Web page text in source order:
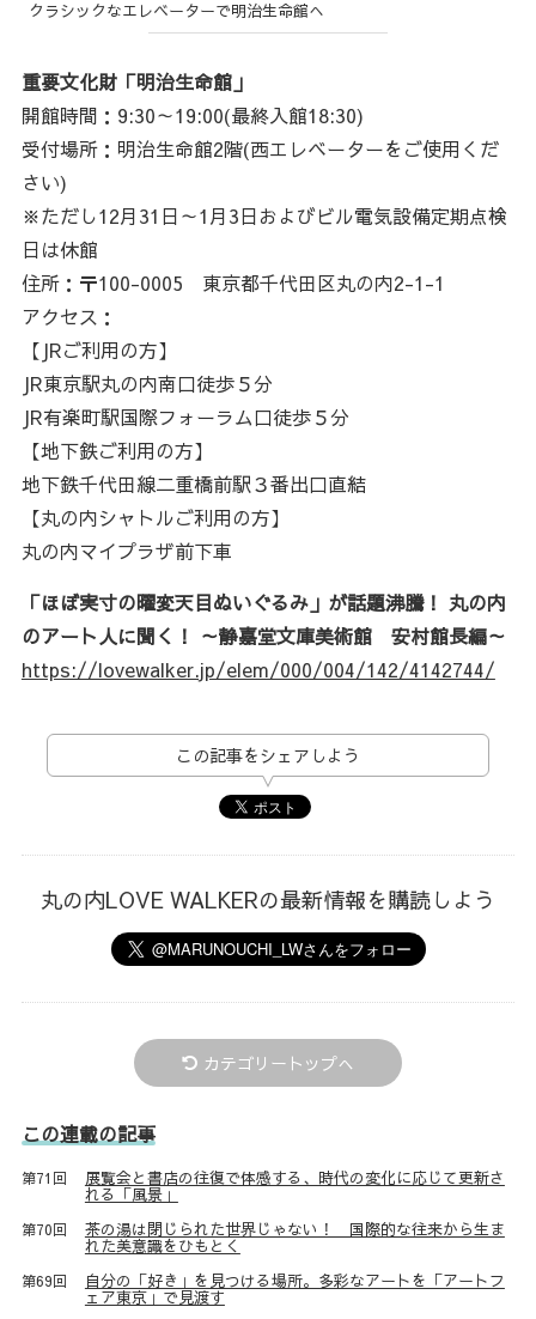
クラシックなエレベーターで明治生命館へ
重要文化財「明治生命館」
開館時間：9:30～19:00(最終入館18:30)
受付場所：明治生命館2階(西エレベーターをご使用くだ
さい)
※ただし12月31日～1月3日およびビル電気設備定期点検
日は休館
住所：〒100-0005 東京都千代田区丸の内2-1-1
アクセス：
【JRご利用の方】
JR東京駅丸の内南口徒歩５分
JR有楽町駅国際フォーラム口徒歩５分
【地下鉄ご利用の方】
地下鉄千代田線二重橋前駅３番出口直結
【丸の内シャトルご利用の方】
丸の内マイプラザ前下車
「ほぼ実寸の曜変天目ぬいぐるみ」が話題沸騰！ 丸の内
のアート人に聞く！ ～静嘉堂文庫美術館 安村館長編～
https://lovewalker.jp/elem/000/004/142/4142744/
この記事をシェアしよう
丸の内LOVE WALKERの最新情報を購読しよう
カテゴリートップへ
この連載の記事
第71回 展覧会と書店の往復で体感する、時代の変化に応じて更新さ
れる「風景」
第70回 茶の湯は閉じられた世界じゃない！ 国際的な往来から生ま
れた美意識をひもとく
第69回 自分の「好き」を見つける場所。多彩なアートを「アートフ
ェア東京」で見渡す